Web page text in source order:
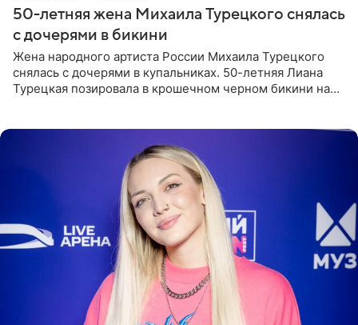
50-летняя жена Михаила Турецкого снялась
с дочерями в бикини
Жена народного артиста России Михаила Турецкого
снялась с дочерями в купальниках. 50-летняя Лиана
Турецкая позировала в крошечном черном бикини на